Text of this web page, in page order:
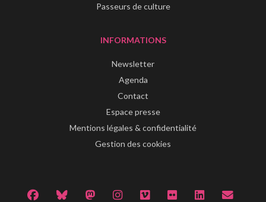
Passeurs de culture
INFORMATIONS
Newsletter
Agenda
Contact
Espace presse
Mentions légales & confidentialité
Gestion des cookies